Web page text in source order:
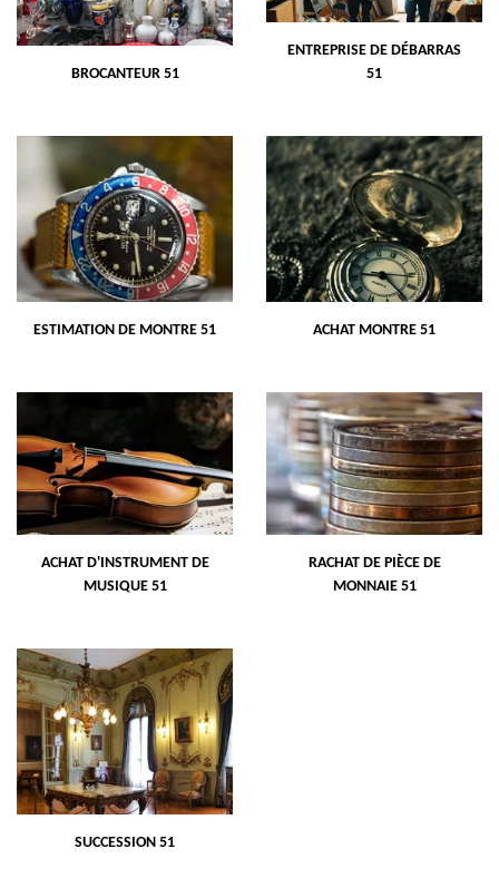
BROCANTEUR 51
ENTREPRISE DE DÉBARRAS
51
ESTIMATION DE MONTRE 51 ACHAT MONTRE 51
ACHAT D'INSTRUMENT DE
MUSIQUE 51
RACHAT DE PIÈCE DE
MONNAIE 51
SUCCESSION 51